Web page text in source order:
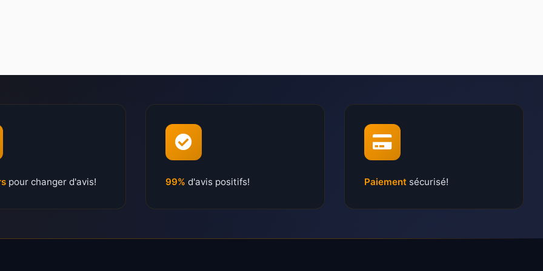
pour changer d'avis! 99% d'avis positifs! Paiement sécurisé!